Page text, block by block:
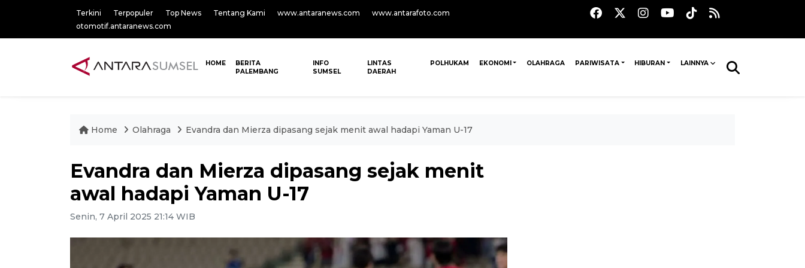
Terkini Terpopuler Top News Tentang Kami www.antaranews.com
www.antarafoto.com
otomotif.antaranews.com
HOME
BERITA
PALEMBANG
INFO
SUMSEL
LINTAS
DAERAH
POLHUKAM EKONOMI OLAHRAGA PARIWISATA HIBURAN LAINNYA
Home Olahraga Evandra dan Mierza dipasang sejak menit awal hadapi Yaman U-17
Evandra dan Mierza dipasang sejak menit
awal hadapi Yaman U-17
Senin, 7 April 2025 21:14 WIB